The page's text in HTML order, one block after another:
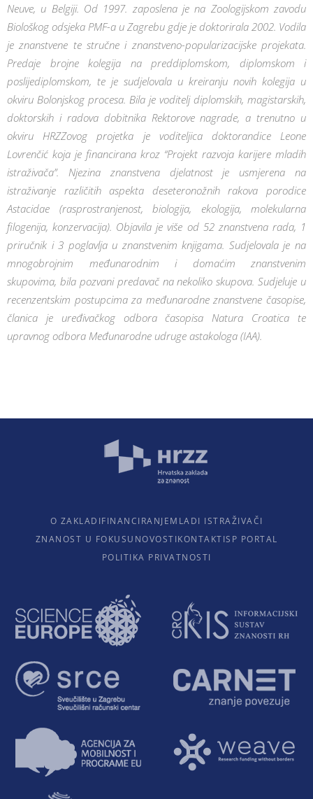
Neuve, u Belgiji. Od 1997. zaposlena je na Zoologijskom zavodu
Biološkog odsjeka PMF-a u Zagrebu gdje je doktorirala 2002. Vodila
je znanstvene te stručne i znanstveno-popularizacijske projekata.
Predaje brojne kolegija na preddiplomskom, diplomskom i
poslijediplomskom, te je sudjelovala u kreiranju novih kolegija u
okviru Bolonjskog procesa. Bila je voditelj diplomskih, magistarskih,
doktorskih i radova dobitnika Rektorove nagrade, a trenutno u
okviru HRZZovog projetka je voditeljica doktorandice Leone
Lovrenčić koja je financirana kroz “Projekt razvoja karijere mladih
istraživača”. Njezina znanstvena djelatnost je usmjerena na
istraživanje različitih aspekta deseteronožnih rakova porodice
Astacidae (rasprostranjenost, biologija, ekologija, molekularna
filogenija, konzervacija). Objavila je više od 52 znanstvena rada, 1
priručnik i 3 poglavlja u znanstvenim knjigama. Sudjelovala je na
mnogobrojnim međunarodnim i domaćim znanstvenim
skupovima, bila pozvani predavač na nekoliko skupova. Sudjeluje u
recenzentskim postupcima za međunarodne znanstvene časopise,
članica je uređivačkog odbora časopisa Natura Croatica te
upravnog odbora Međunarodne udruge astakologa (IAA).
O ZAKLADIFINANCIRANJEMLADI ISTRAŽIVAČI
ZNANOST U FOKUSU NOVOSTIKONTAKTISP PORTAL
POLITIKA PRIVATNOSTI